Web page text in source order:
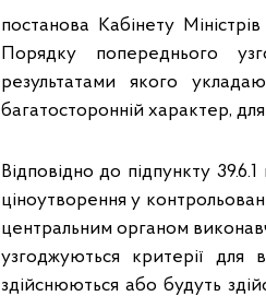
постанова Кабінету
Порядку попереднього
результатами якого
багатосторонній характер,
Відповідно до підпункту
ціноутворення у
центральним органом
узгоджуються критерії для
здійснюються або будуть